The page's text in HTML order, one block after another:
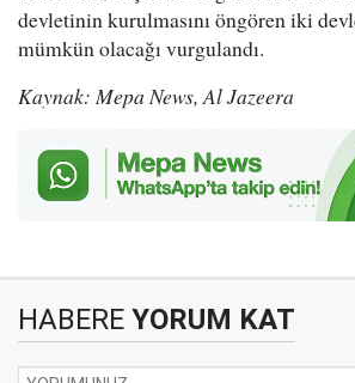
devletinin kurulmasını öngören iki
mümkün olacağı vurgulandı.
Kaynak: Mepa News, Al Jazeera
HABERE YORUM KAT